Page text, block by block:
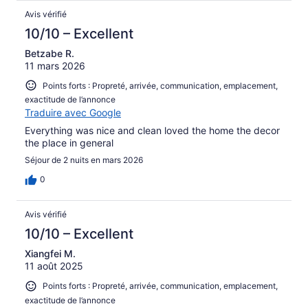
Avis vérifié
10/10 – Excellent
Betzabe R.
11 mars 2026
Points forts : Propreté, arrivée, communication, emplacement,
exactitude de l’annonce
Traduire avec Google
Everything was nice and clean loved the home the decor
the place in general
Séjour de 2 nuits en mars 2026
0
Avis vérifié
10/10 – Excellent
Xiangfei M.
11 août 2025
Points forts : Propreté, arrivée, communication, emplacement,
exactitude de l’annonce